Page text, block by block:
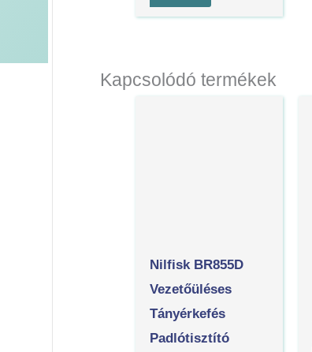
Kapcsolódó termékek
Nilfisk BR855D
Vezetőüléses
Tányérkefés
Padlótisztító